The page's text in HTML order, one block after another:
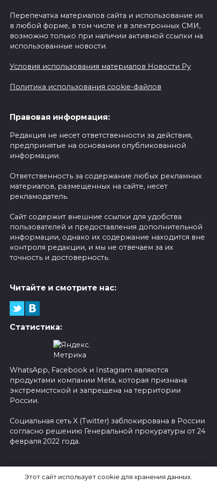
Перепечатка материалов сайта и использование их
в любой форме, в том числе и в электронных СМИ,
возможно только при наличии активной ссылки на
использованные новости.
Условия использования материалов Новости Ру
Политика использования cookie-файлов
Правовая информация:
Редакция не несет ответственности за действия,
предпринятые на основании опубликованной
информации.
Ответственность за содержание любых рекламных
материалов, размещенных на сайте, несет
рекламодатель.
Сайт содержит внешние ссылки для удобства
пользователей и предоставления дополнительной
информации, однако их содержание находится вне
контроля редакции, и мы не отвечаем за их
точность и достоверность.
Читайте и смотрите нас:
Статистика:
WhatsApp, Facebook и Instagram являются
продуктами компании Meta, которая признана
экстремистской и запрещена на территории
России.
Социальная сеть X (Twitter) заблокирована в России
согласно решению Генеральной прокуратуры от 24
февраля 2022 года.
Этот сайт использует cookie для хранения данных.